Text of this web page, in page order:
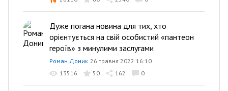
Дуже погана новина для тих, хто
орієнтується на свій особистий «пантеон
героїв» з минулими заслугами
Роман Доник 26 травня 2022 16:10
13516
50 162 0